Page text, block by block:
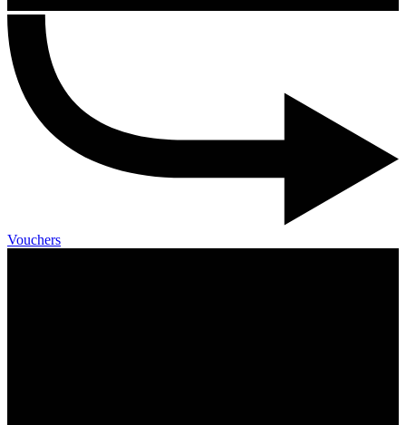
Vouchers